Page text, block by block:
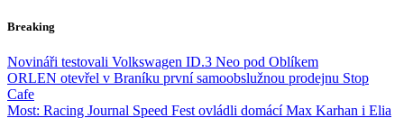
Skip
content
Breaking
Novináři testovali Volkswagen ID.3 Neo pod Oblíkem
ORLEN otevřel v Braníku první samoobslužnou prodejnu Stop
Cafe
Most: Racing Journal Speed Fest ovládli domácí Max Karhan i Elia